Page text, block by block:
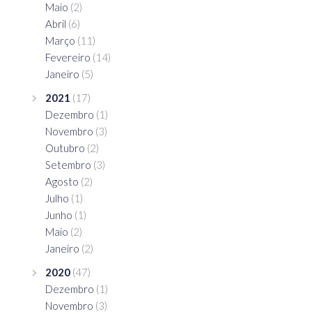
Maio (2)
Abril (6)
Março (11)
Fevereiro (14)
Janeiro (5)
2021 (17)
Dezembro (1)
Novembro (3)
Outubro (2)
Setembro (3)
Agosto (2)
Julho (1)
Junho (1)
Maio (2)
Janeiro (2)
2020 (47)
Dezembro (1)
Novembro (3)